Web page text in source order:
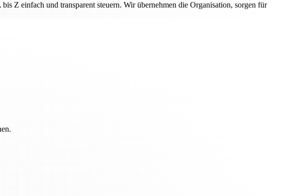
Z einfach und transparent steuern. Wir übernehmen die Organisation, sorgen für